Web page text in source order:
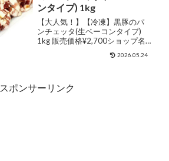
ンタイプ) 1kg
【大人気！】【冷凍】黒豚のパ
ンチェッタ(生ベーコンタイプ)
1kg 販売価格¥2,700ショップ名
購入する パスタやリゾットにど
チェッタとは「塩漬けにした豚...
2026.05.24
スポンサーリンク